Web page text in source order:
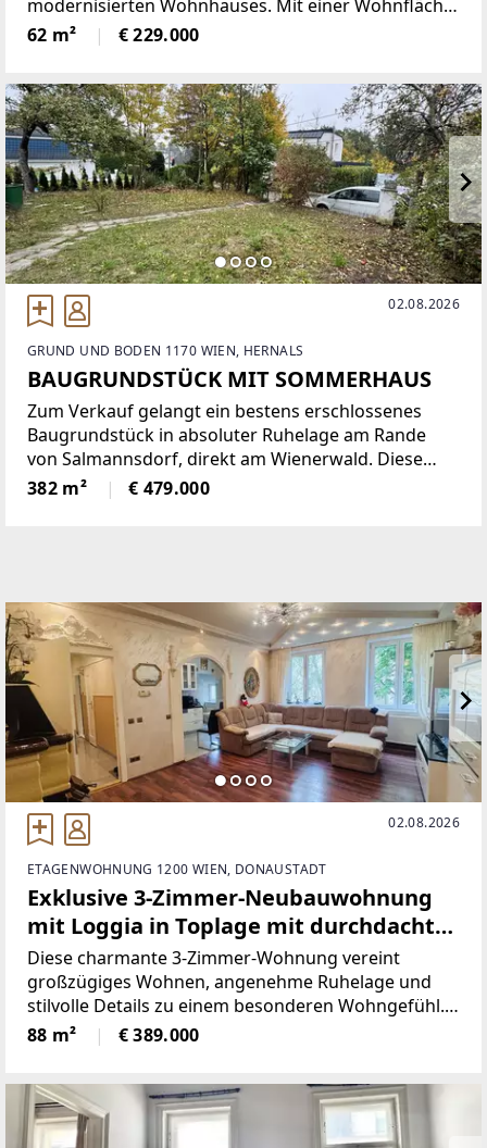
modernisierten Wohnhauses. Mit einer Wohnfläche
von ca. 62 m² überzeugt die Wohnung durch ihre
großzügigen Wohnräume, die funktionale
62 m² € 229.000
02.08.2026
GRUND UND BODEN 1170 WIEN, HERNALS
BAUGRUNDSTÜCK MIT SOMMERHAUS
Zum Verkauf gelangt ein bestens erschlossenes
Baugrundstück in absoluter Ruhelage am Rande
von Salmannsdorf, direkt am Wienerwald. Diese
Liegenschaft bietet eine seltene Gelegenheit, den
Traum vom Wohnen im Grünen mit der Nähe zur
382 m² € 479.000
02.08.2026
ETAGENWOHNUNG 1200 WIEN, DONAUSTADT
Exklusive 3-Zimmer-Neubauwohnung
mit Loggia in Toplage mit durchdachter
Raumaufteilung
Diese charmante 3-Zimmer-Wohnung vereint
großzügiges Wohnen, angenehme Ruhelage und
stilvolle Details zu einem besonderen Wohngefühl.
Auf ca. 88 m² Nutzfläche erwartet Sie eine
durchdachte Raumaufteilung mit hellen
Atmosphäre.Fakten:
88 m² € 389.000